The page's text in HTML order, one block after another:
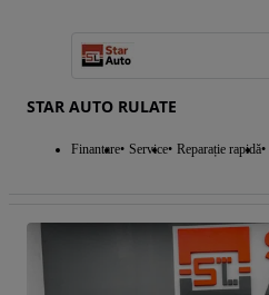
STAR AUTO RULATE
Finantare Service Reparație rapidă